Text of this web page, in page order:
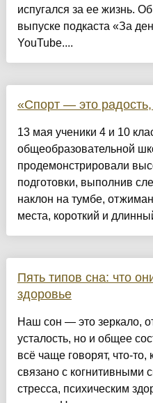
испугался за ее жизнь.
выпуске подкаста «За
YouTube....
«Спорт — это
13 мая ученики 4 и 10
общеобразовательной
продемонстрировали
подготовки, выполнив
наклон на тумбе,
места, короткий и
Пять типов сна: что
здоровье
Наш сон — это зеркало,
усталость, но и общее
всё чаще говорят, что-
связано с когнитивными
стресса, психическим